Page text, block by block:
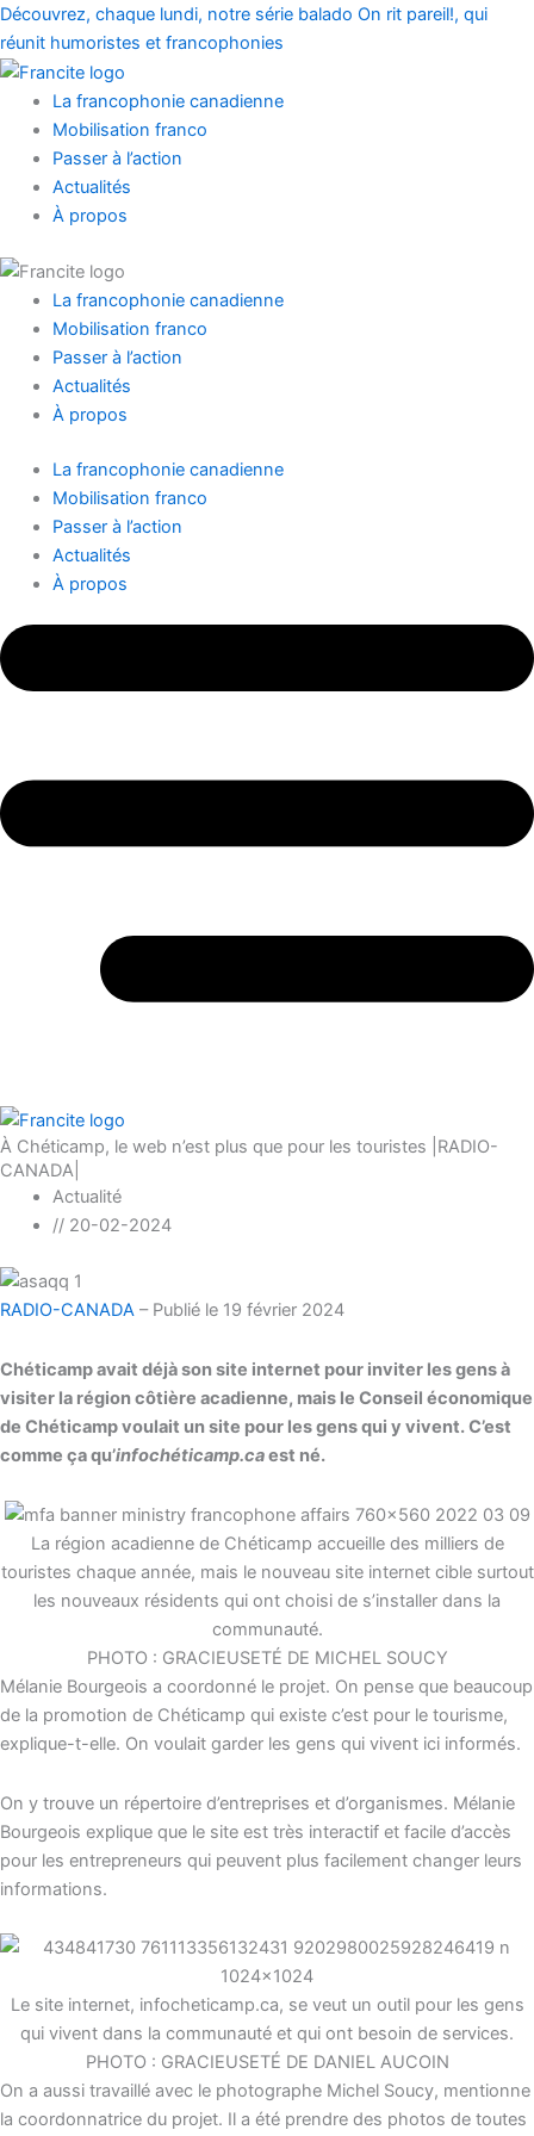
Aller
au
contenu
Découvrez, chaque lundi, notre série balado On rit pareil!, qui
réunit humoristes et francophonies
Main
Menu
La francophonie canadienne
Mobilisation franco
Passer à l’action
Actualités
À propos
La francophonie canadienne
Mobilisation franco
Passer à l’action
Actualités
À propos
La francophonie canadienne
Mobilisation franco
Passer à l’action
Actualités
À propos
À Chéticamp, le web n’est plus que pour les touristes |RADIO-
CANADA|
Actualité
// 20-02-2024
RADIO-CANADA – Publié le 19 février 2024
Chéticamp avait déjà son site internet pour inviter les gens à
visiter la région côtière acadienne, mais le Conseil économique
de Chéticamp voulait un site pour les gens qui y vivent. C’est
comme ça qu’infochéticamp.caest né.
La région acadienne de Chéticamp accueille des milliers de
touristes chaque année, mais le nouveau site internet cible surtout
les nouveaux résidents qui ont choisi de s’installer dans la
communauté.
PHOTO : GRACIEUSETÉ DE MICHEL SOUCY
Mélanie Bourgeois a coordonné le projet. On pense que beaucoup
de la promotion de Chéticamp qui existe c’est pour le tourisme,
explique-t-elle. On voulait garder les gens qui vivent ici informés.
On y trouve un répertoire d’entreprises et d’organismes. Mélanie
Bourgeois explique que le site est très interactif et facile d’accès
pour les entrepreneurs qui peuvent plus facilement changer leurs
informations.
Le site internet, infocheticamp.ca, se veut un outil pour les gens
qui vivent dans la communauté et qui ont besoin de services.
PHOTO : GRACIEUSETÉ DE DANIEL AUCOIN
On a aussi travaillé avec le photographe Michel Soucy, mentionne
la coordonnatrice du projet. Il a été prendre des photos de toutes
Prénom
Nom
Main
Menu